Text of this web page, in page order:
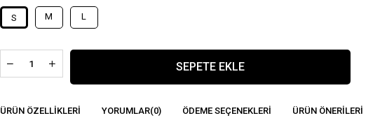
S M L
ÜRÜN ÖZELLIKLERI YORUMLAR(0) ÖDEME SEÇENEKLERI ÜRÜN ÖNERILERI